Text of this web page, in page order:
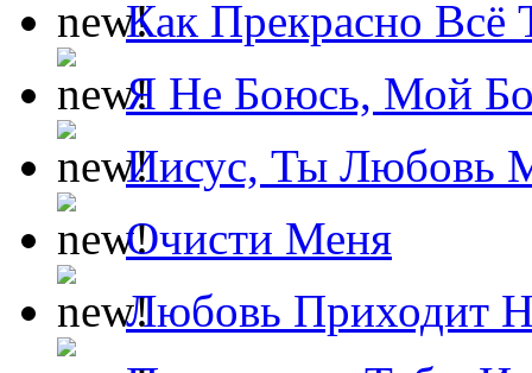
Как Прекрасно Всё
Я Не Боюсь, Мой
Иисус, Ты Любовь
Очисти Меня
Любовь Приходит